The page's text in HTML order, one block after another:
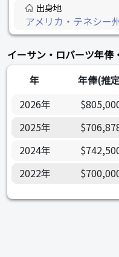
出身地
アメリカ・テネシー
イーサン・ロバーツ年俸
年
年俸(推
2026年
2025年
2024年
2022年